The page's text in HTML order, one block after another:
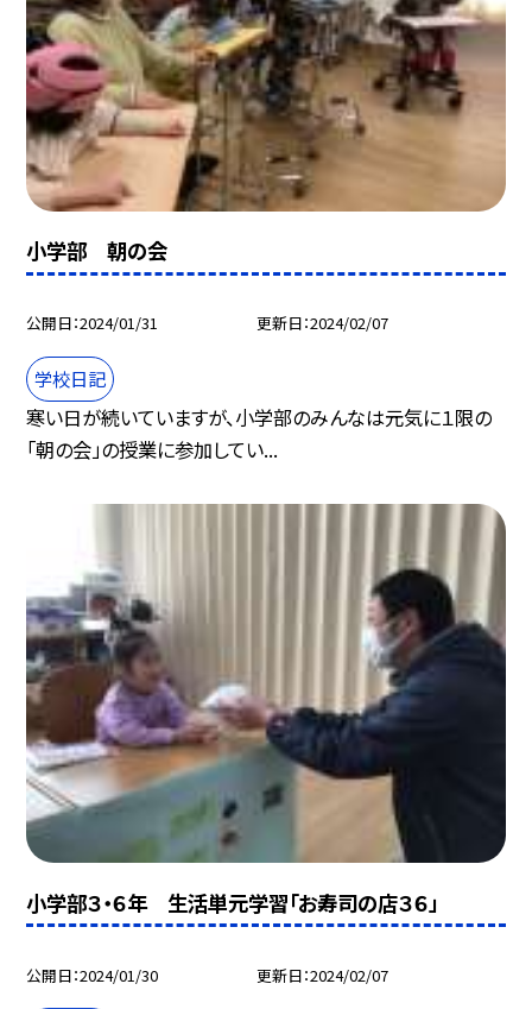
小学部 朝の会
公開日 2024/01/31 更新日 2024/02/07
学校日記
寒い日が続いていますが、小学部のみんなは元気に１限の
「朝の会」の授業に参加してい...
小学部３・６年 生活単元学習「お寿司の店３６」
公開日 2024/01/30 更新日 2024/02/07